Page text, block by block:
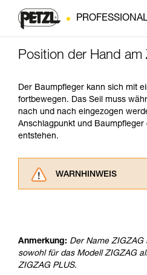
Position der Hand am
Der Baumpfleger kann sich mit
fortbewegen. Das Seil muss
nach und nach eingezogen
Anschlagpunkt und
entstehen.
WARNHINWEIS
verstehen zu können,
der
Informationen richtig
Anmerkung: Der Name ZIGZAG
sowohl für das Modell ZIGZAG
ZIGZAG PLUS.